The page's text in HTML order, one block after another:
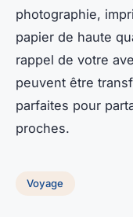
photographie,
papier de haute
rappel de votre
peuvent être
parfaites pour
proches.
Voyage